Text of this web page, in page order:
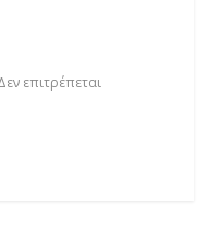
επιτρέπεται